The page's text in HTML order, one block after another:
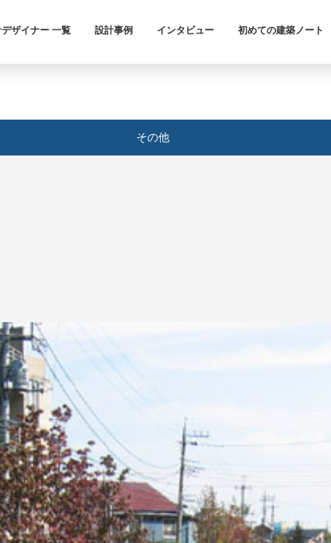
ザイナー 一覧 設計事例 インタビュー 初めての建築ノート
その他